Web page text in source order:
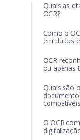
Quais as
OCR?
Como o
em dados
OCR
ou apenas
Quais são
O OCR